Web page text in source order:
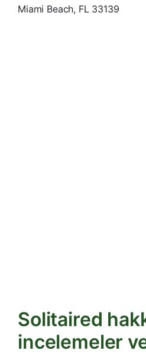
Miami Beach, FL 33139
Solitaired
incelemeler